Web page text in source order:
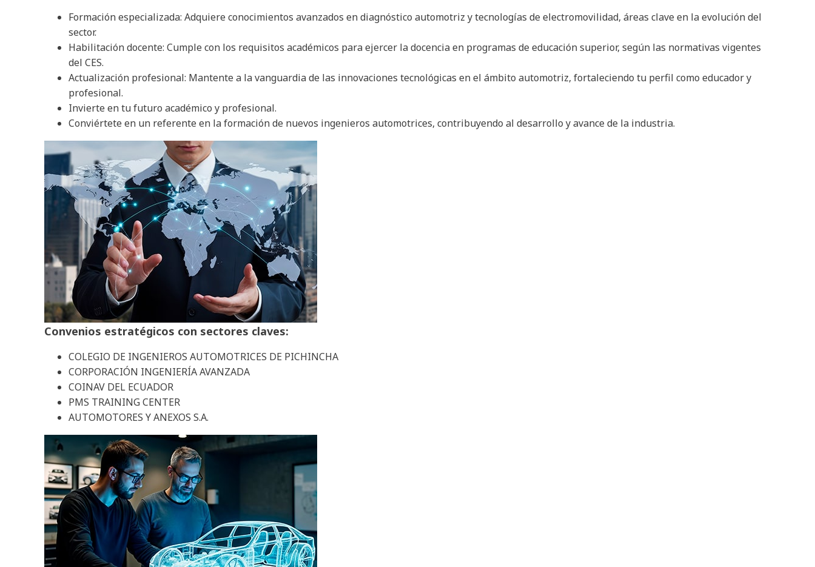
Formación especializada: Adquiere conocimientos avanzados en diagnóstico automotriz y tecnologías de electromovilidad, áreas clave en la evolución del
sector.
Habilitación docente: Cumple con los requisitos académicos para ejercer la docencia en programas de educación superior, según las normativas vigentes
del CES.
Actualización profesional: Mantente a la vanguardia de las innovaciones tecnológicas en el ámbito automotriz, fortaleciendo tu perfil como educador y
profesional.
Invierte en tu futuro académico y profesional.
Conviértete en un referente en la formación de nuevos ingenieros automotrices, contribuyendo al desarrollo y avance de la industria.
Convenios estratégicos con sectores claves:
COLEGIO DE INGENIEROS AUTOMOTRICES DE PICHINCHA
CORPORACIÓN INGENIERÍA AVANZADA
COINAV DEL ECUADOR
PMS TRAINING CENTER
AUTOMOTORES Y ANEXOS S.A.